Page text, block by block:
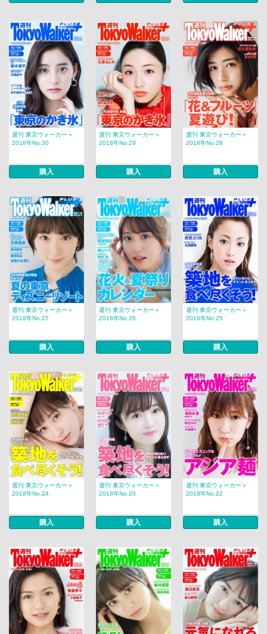
週刊 東京ウォーカー＋
2018年No.30
購入
週刊 東京ウォーカー＋
2018年No.29
購入
週刊 東京ウォーカー＋
2018年No.28
購入
週刊 東京ウォーカー＋
2018年No.27
購入
週刊 東京ウォーカー＋
2018年No.26
購入
週刊 東京ウォーカー＋
2018年No.25
購入
週刊 東京ウォーカー＋
2018年No.24
購入
週刊 東京ウォーカー＋
2018年No.23
購入
週刊 東京ウォーカー＋
2018年No.22
購入